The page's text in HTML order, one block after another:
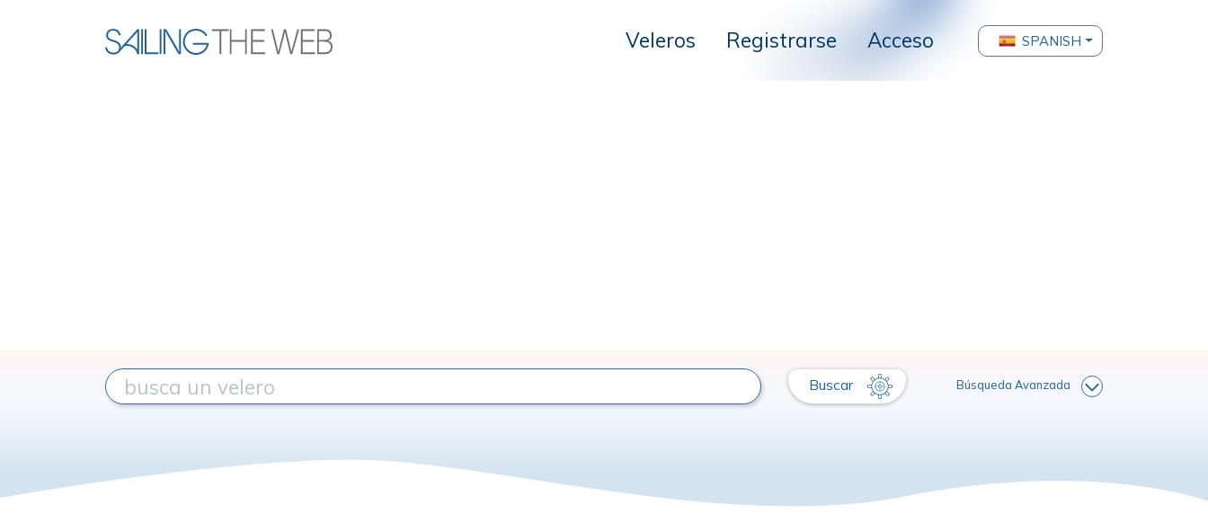
Veleros Registrarse Acceso SPANISH
Buscar Búsqueda Avanzada